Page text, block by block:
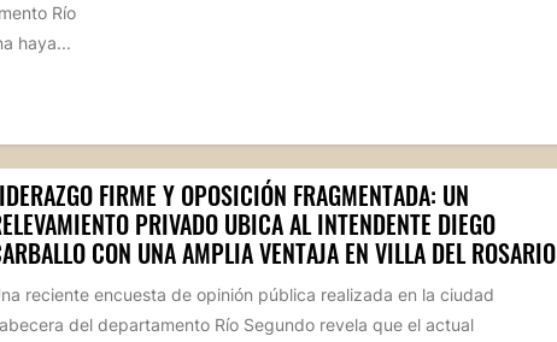
Río
haya...
FIRME Y OPOSICIÓN FRAGMENTADA: UN
PRIVADO UBICA AL INTENDENTE DIEGO
CON UNA AMPLIA VENTAJA EN VILLA DEL ROSARIO
reciente encuesta de opinión pública realizada en la ciudad
del departamento Río Segundo revela que el actual